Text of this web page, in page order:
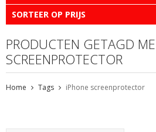
SORTEER OP PRIJS
PRODUCTEN GETAGD
SCREENPROTECTOR
Home Tags iPhone screenprotector